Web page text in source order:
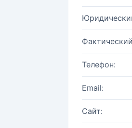
Телефон:
Email:
Сайт: